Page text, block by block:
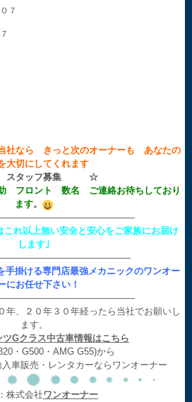
７
社なら きっと次のオーナーも あなたの
大切にしてくれます
ッフ募集 ☆
フロント 数名 ご連絡お待ちしており
ます。
これ以上無い安全と安心をご家族にお届け
します｣
手掛ける専門店最強メカニックのワンオー
にお任せ下さい！
年、２０年３０年経ったら当社でお願いし
ます。
ツGクラス中古車情報はこちら
・G500・AMG G55)から
車販売・レンタカーならワンオーナー
株式会社ワンオーナー